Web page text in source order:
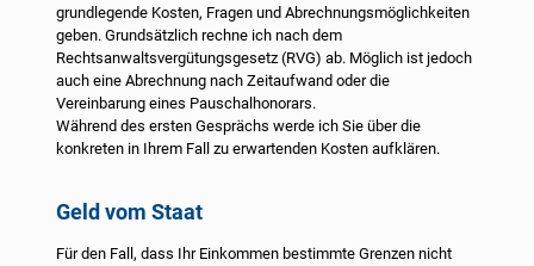
grundlegende Kosten, Fragen und Abrechnungsmöglichkeiten
geben. Grundsätzlich rechne ich nach dem
Rechtsanwaltsvergütungsgesetz (RVG) ab. Möglich ist jedoch
auch eine Abrechnung nach Zeitaufwand oder die
Vereinbarung eines Pauschalhonorars.
Während des ersten Gesprächs werde ich Sie über die
konkreten in Ihrem Fall zu erwartenden Kosten aufklären.
Geld vom Staat
Für den Fall, dass Ihr Einkommen bestimmte Grenzen nicht